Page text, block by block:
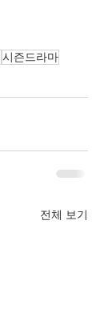
시즌드라마
전체 보기